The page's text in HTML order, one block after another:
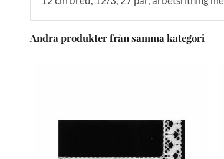
Andra produkter från samma kategori